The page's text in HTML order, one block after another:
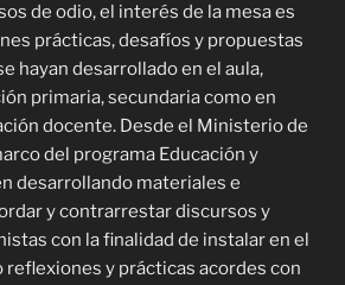
de odio, el interés de la mesa es
prácticas, desafíos y propuestas
hayan desarrollado en el aula,
primaria, secundaria como en
docente. Desde el Ministerio de
del programa Educación y
desarrollando materiales e
y contrarrestar discursos y
con la finalidad de instalar en el
y prácticas acordes con